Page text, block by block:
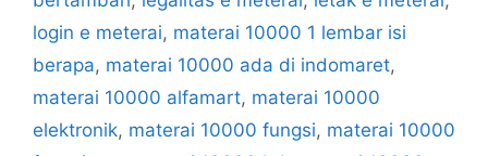
login e meterai, materai 10000 1 lembar isi
berapa, materai 10000 ada di indomaret,
materai 10000 alfamart, materai 10000
elektronik, materai 10000 fungsi, materai 10000